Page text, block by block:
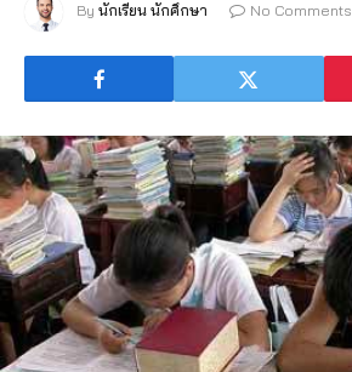
By นักเรียน นักศึกษา No Comments